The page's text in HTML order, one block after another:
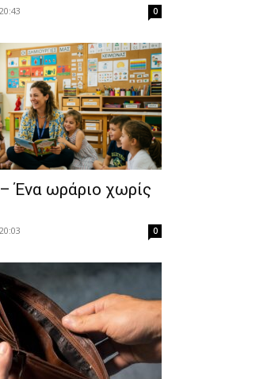
0
Ένα ωράριο χωρίς
0